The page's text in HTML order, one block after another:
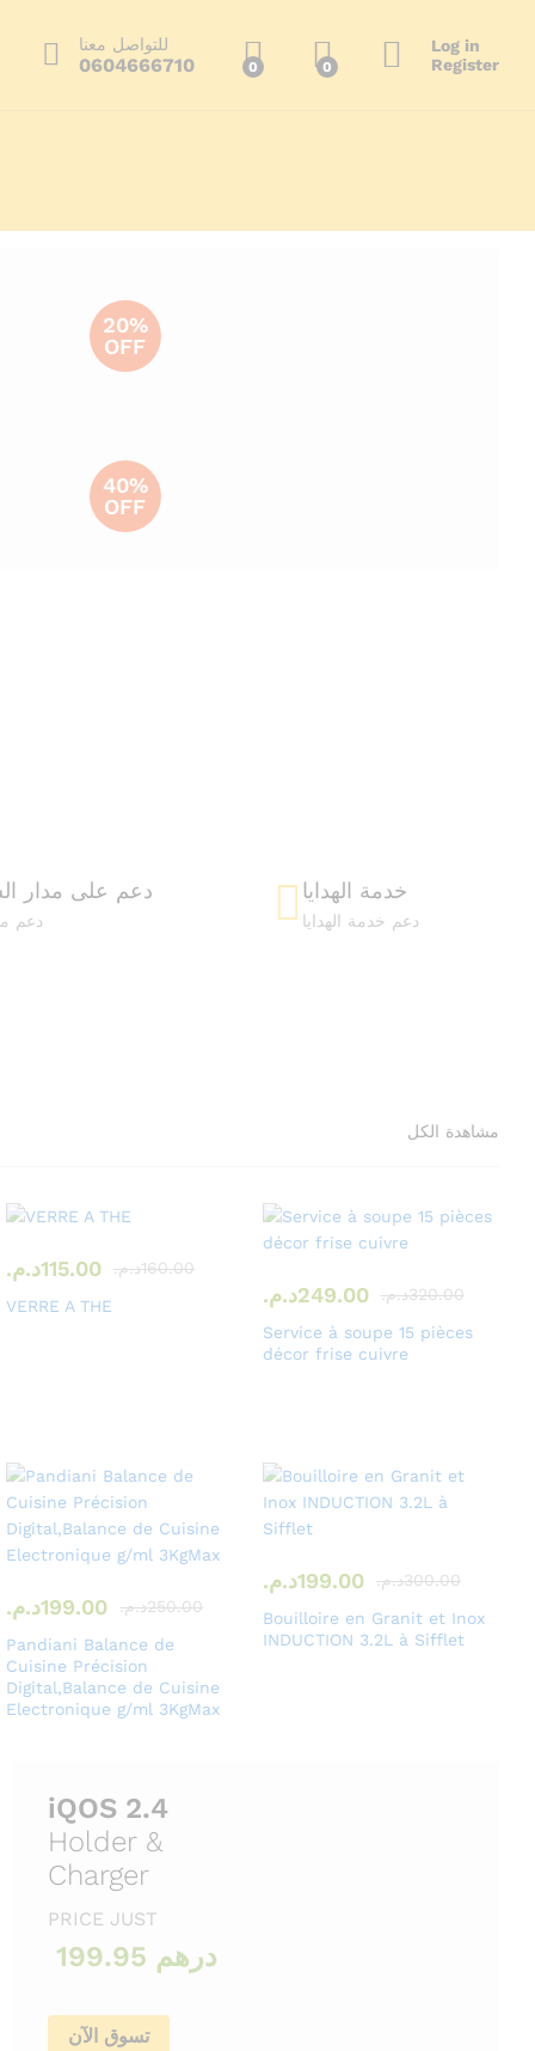
للتواصل معنا
0604666710 0 0
Log in
Register
20%
OFF
40%
OFF
دعم على مدار
دعم
خدمة الهدايا
دعم خدمة الهدايا
مشاهدة الكل
115.00د.م. 160.00د.م.
VERRE A THE
249.00د.م. 320.00د.م.
Service à soupe 15 pièces
décor frise cuivre
199.00د.م. 250.00د.م.
Pandiani Balance de
Cuisine Précision
Digital,Balance de Cuisine
Electronique g/ml 3KgMax
199.00د.م. 300.00د.م.
Bouilloire en Granit et Inox
INDUCTION 3.2L à Sifflet
iQOS 2.4
Holder &
Charger
PRICE JUST
199.95 درهم
تسوق الآن